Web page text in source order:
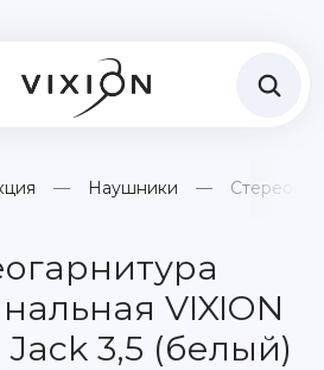
Наушники
VIXION
Jack 3,5 (белый)